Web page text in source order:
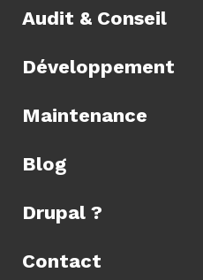
Audit & Conseil
Développement
Maintenance
Blog
Drupal ?
Contact